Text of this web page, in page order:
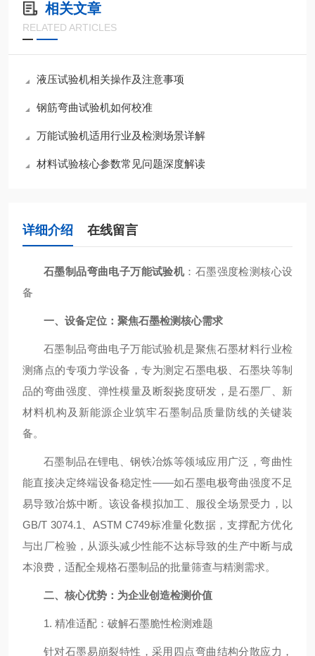
相关文章
RELATED ARTICLES
液压试验机相关操作及注意事项
钢筋弯曲试验机如何校准
万能试验机适用行业及检测场景详解
材料试验核心参数常见问题深度解读
详细介绍 在线留言
石墨制品弯曲电子万能试验机：石墨强度检测核心设
备
一、设备定位：聚焦石墨检测核心需求
石墨制品弯曲电子万能试验机是聚焦石墨材料行业检
测痛点的专项力学设备，专为测定石墨电极、石墨块等制
品的弯曲强度、弹性模量及断裂挠度研发，是石墨厂、新
材料机构及新能源企业筑牢石墨制品质量防线的关键装
备。
石墨制品在锂电、钢铁冶炼等领域应用广泛，弯曲性
能直接决定终端设备稳定性——如石墨电极弯曲强度不足
易导致冶炼中断。该设备模拟加工、服役全场景受力，以
GB/T 3074.1、ASTM C749标准量化数据，支撑配方优化
与出厂检验，从源头减少性能不达标导致的生产中断与成
本浪费，适配全规格石墨制品的批量筛查与精测需求。
二、核心优势：为企业创造检测价值
1. 精准适配：破解石墨脆性检测难题
针对石墨易崩裂特性，采用四点弯曲结构分散应力，